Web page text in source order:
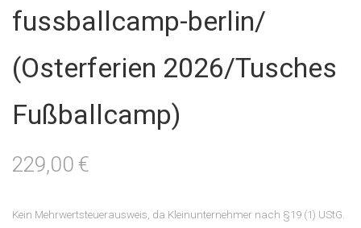
fussballcamp-berlin/
(Osterferien 2026/Tusches
Fußballcamp)
229,00 €
Kein Mehrwertsteuerausweis, da Kleinunternehmer nach §19 (1) UStG.